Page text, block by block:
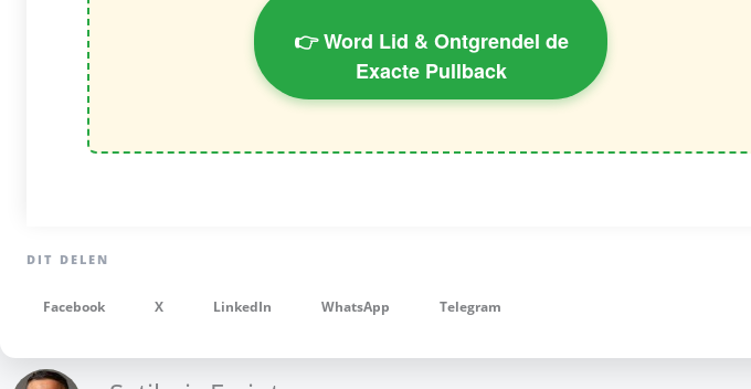
👉 Word Lid & Ontgrendel de
Exacte Pullback
Facebook X LinkedIn WhatsApp Telegram